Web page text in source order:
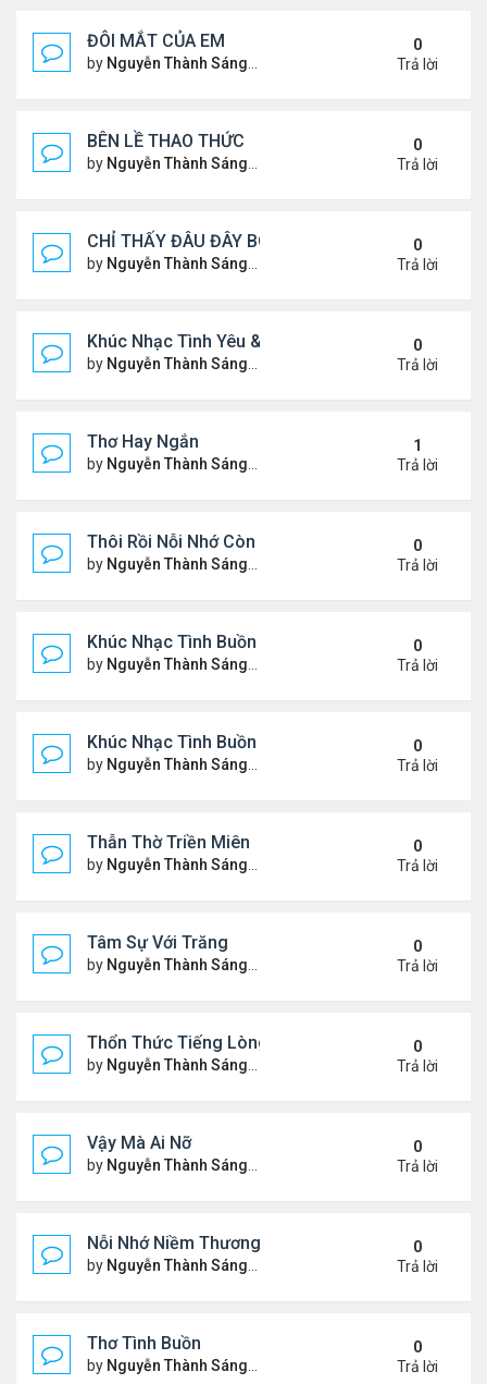
ĐÔI MẮT CỦA EM
by Nguyễn Thành Sáng Thứ 3 Tháng 7 30, 2024 9:08
0
Trả lời
BÊN LỀ THAO THỨC
by Nguyễn Thành Sáng Thứ 4 Tháng 7 24, 2024 10:29
0
Trả lời
CHỈ THẤY ĐÂU ĐÂY BÓNG MỘT NGƯỜI
by Nguyễn Thành Sáng Thứ 4 Tháng 7 24, 2024 10:27
0
Trả lời
Khúc Nhạc Tình Yêu & Câu Chuyện Tình
by Nguyễn Thành Sáng Thứ 5 Tháng 1 25, 2024 2:03
0
Trả lời
Thơ Hay Ngắn
by Nguyễn Thành Sáng Thứ 4 Tháng 1 10, 2024 2:28
1
Trả lời
Thôi Rồi Nỗi Nhớ Còn Đây…
by Nguyễn Thành Sáng Thứ 5 Tháng 12 28, 2023 1:09
0
Trả lời
Khúc Nhạc Tình Buồn – 2
by Nguyễn Thành Sáng Thứ 2 Tháng 12 18, 2023 1:51
0
Trả lời
Khúc Nhạc Tình Buồn - 1
by Nguyễn Thành Sáng Chủ nhật Tháng 12 10, 2023
0
Trả lời
Thẫn Thờ Triền Miên
by Nguyễn Thành Sáng Thứ 2 Tháng 12 04, 2023 1:28
0
Trả lời
Tâm Sự Với Trăng
by Nguyễn Thành Sáng Thứ 5 Tháng 11 23, 2023 6:37
0
Trả lời
Thổn Thức Tiếng Lòng
by Nguyễn Thành Sáng Chủ nhật Tháng 11 19, 2023
0
Trả lời
Vậy Mà Ai Nỡ
by Nguyễn Thành Sáng Thứ 3 Tháng 11 14, 2023 6:03
0
Trả lời
Nỗi Nhớ Niềm Thương Dưới Nắng Tà
by Nguyễn Thành Sáng Thứ 7 Tháng 11 11, 2023 9:48
0
Trả lời
Thơ Tình Buồn
by Nguyễn Thành Sáng Thứ 7 Tháng 11 04, 2023 8:35
0
Trả lời